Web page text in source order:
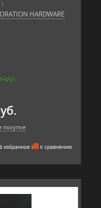
HARDWARE
покупке
В избранное К сравнению